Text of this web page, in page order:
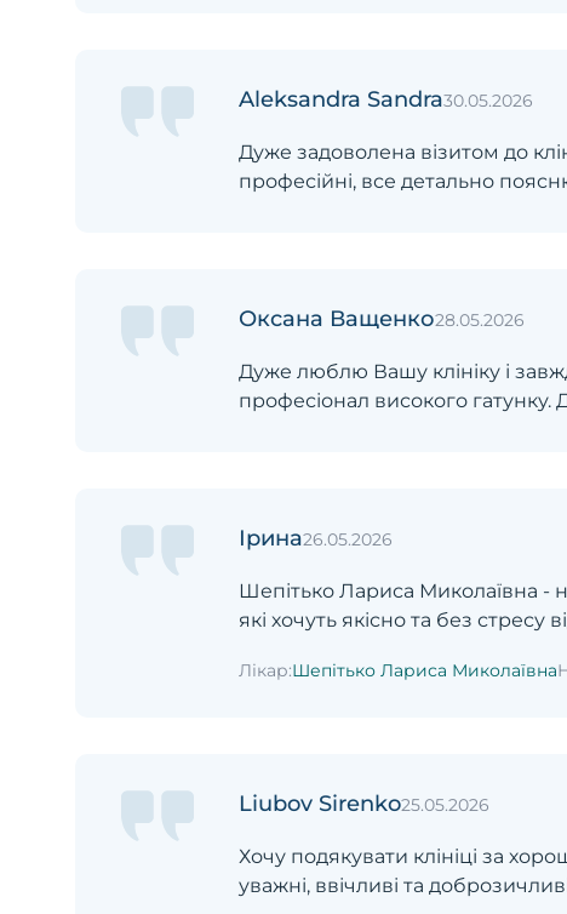
Aleksandra Sandra30.05.2026
Дуже задоволена візитом до
професійні, все детально
Оксана Ващенко28.05.2026
Дуже люблю Вашу клініку і
професіонал високого
Ірина26.05.2026
Шепітько Лариса Миколаївна -
які хочуть якісно та без стресу
Лікар:Шепітько Лариса Миколаївна
Liubov Sirenko25.05.2026
Хочу подякувати клініці за
уважні, ввічливі та